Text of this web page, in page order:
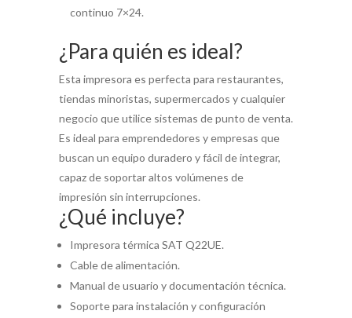
continuo 7×24.
¿Para quién es ideal?
Esta impresora es perfecta para restaurantes,
tiendas minoristas, supermercados y cualquier
negocio que utilice sistemas de punto de venta.
Es ideal para emprendedores y empresas que
buscan un equipo duradero y fácil de integrar,
capaz de soportar altos volúmenes de
impresión sin interrupciones.
¿Qué incluye?
Impresora térmica SAT Q22UE.
Cable de alimentación.
Manual de usuario y documentación técnica.
Soporte para instalación y configuración